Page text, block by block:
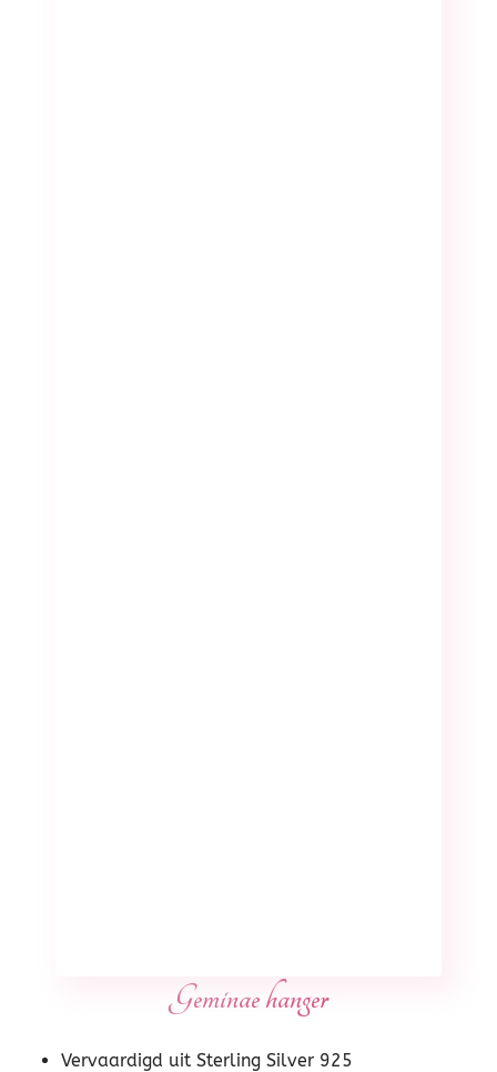
Geminae hanger
Vervaardigd uit Sterling Silver 925